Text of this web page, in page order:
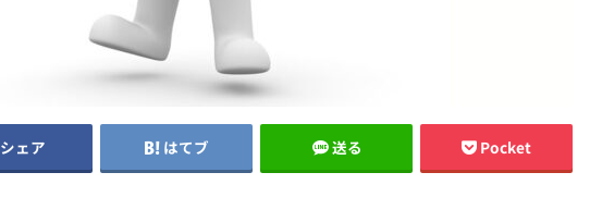
シェア はてブ 送る Pocket